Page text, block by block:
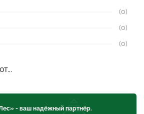
(0)
(0)
(0)
- ваш надёжный партнёр.